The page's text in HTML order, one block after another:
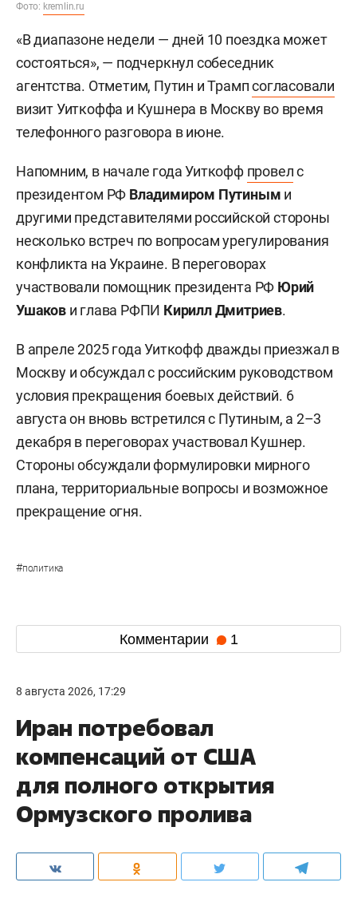
Фото: kremlin.ru
«В диапазоне недели — дней 10 поездка может
состояться», — подчеркнул собеседник
агентства. Отметим, Путин и Трампсогласовали
визит Уиткоффа и Кушнера в Москву во время
телефонного разговора в июне.
Напомним, в начале года Уиткофф провелс
президентом РФ Владимиром Путиным и
другими представителями российской стороны
несколько встреч по вопросам урегулирования
конфликта на Украине. В переговорах
участвовали помощник президента РФ Юрий
Ушакови глава РФПИ Кирилл Дмитриев.
В апреле 2025 года Уиткофф дважды приезжал в
Москву и обсуждал с российским руководством
условия прекращения боевых действий. 6
августа он вновь встретился с Путиным, а 2–3
декабря в переговорах участвовал Кушнер.
Стороны обсуждали формулировки мирного
плана, территориальные вопросы и возможное
прекращение огня.
#политика
Комментарии 1
8 августа 2026, 17:29
Иран потребовал
компенсаций от США
для полного открытия
Ормузского пролива